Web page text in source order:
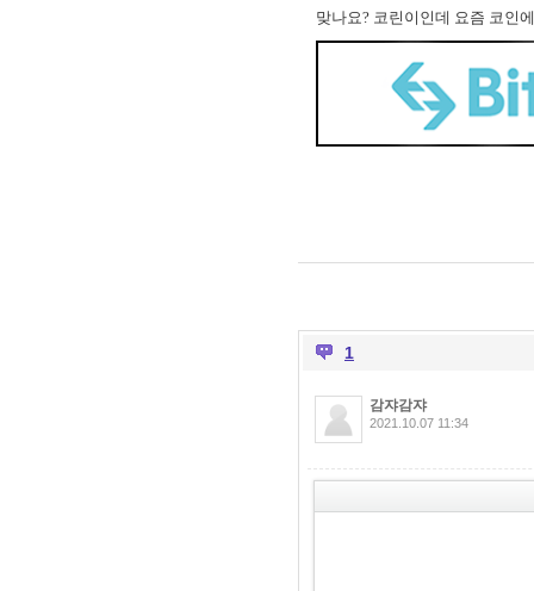
2. 캔들 패턴(2)
10. 엘리어트 파동
1. MA - 이동평균선
2. MACD - 수렴확산지수
3. BOL - 볼린저밴드
4. RSI - 상대강도지수
6. IKH - 일목평균표
맞나요? 코린이인데 요즘 코인
1
감쟈감쟈
2021.10.07 11:34